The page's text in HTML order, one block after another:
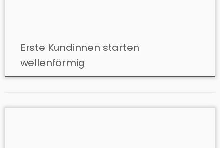
Erste Kundinnen starten
wellenförmig